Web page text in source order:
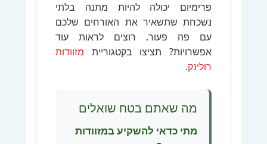
פרימיום יכולה להיות מתנה בלתי
נשכחת שתשאיר את האורחים שלכם
עם פה פעור. רוצים לראות עוד
אפשרויות? תציצו בקטגוריית מזוודות
רולינק.
מה שאתם בטח שואלים
מתי כדאי להשקיע במזוודות